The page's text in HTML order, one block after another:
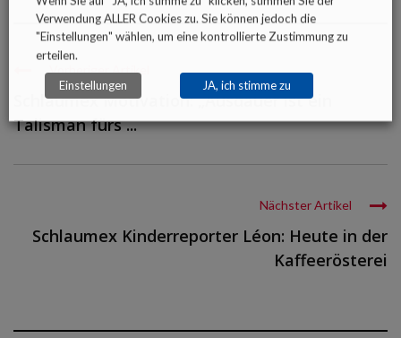
Vorheriger Artikel
Schlaumex Motivation: „Ausdauer ist ein
Talisman fürs ...
Nächster Artikel
Schlaumex Kinderreporter Léon: Heute in der
Kaffeerösterei
Verwendung ALLER Cookies zu. Sie können jedoch die
"Einstellungen" wählen, um eine kontrollierte Zustimmung zu
erteilen.
Einstellungen JA, ich stimme zu